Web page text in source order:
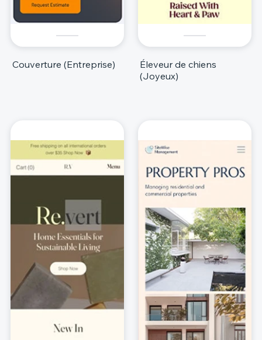
Couverture (Entreprise)
Éleveur de chiens
(Joyeux)